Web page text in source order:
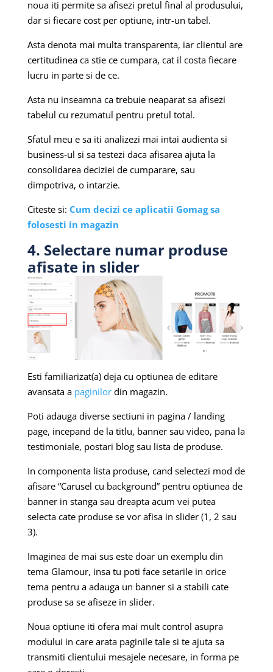
noua iti permite sa afisezi pretul final al produsului,
dar si fiecare cost per optiune, intr-un tabel.
Asta denota mai multa transparenta, iar clientul are
certitudinea ca stie ce cumpara, cat il costa fiecare
lucru in parte si de ce.
Asta nu inseamna ca trebuie neaparat sa afisezi
tabelul cu rezumatul pentru pretul total.
Sfatul meu e sa iti analizezi mai intai audienta si
business-ul si sa testezi daca afisarea ajuta la
consolidarea deciziei de cumparare, sau
dimpotriva, o intarzie.
Citeste si: Cum decizi ce aplicatii Gomag sa
folosesti in magazin
4. Selectare numar produse
afisate in slider
Esti familiarizat(a) deja cu optiunea de editare
avansata a paginilordin magazin.
Poti adauga diverse sectiuni in pagina / landing
page, incepand de la titlu, banner sau video, pana la
testimoniale, postari blog sau lista de produse.
In componenta lista produse, cand selectezi mod de
afisare “Carusel cu background” pentru optiunea de
banner in stanga sau dreapta acum vei putea
selecta cate produse se vor afisa in slider (1, 2 sau
3).
Imaginea de mai sus este doar un exemplu din
tema Glamour, insa tu poti face setarile in orice
tema pentru a adauga un banner si a stabili cate
produse sa se afiseze in slider.
Noua optiune iti ofera mai mult control asupra
modului in care arata paginile tale si te ajuta sa
transmiti clientului mesajele necesare, in forma pe